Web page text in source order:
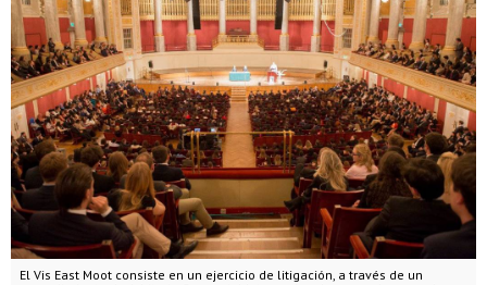
El Vis East Moot consiste en un ejercicio de litigación, a través de un